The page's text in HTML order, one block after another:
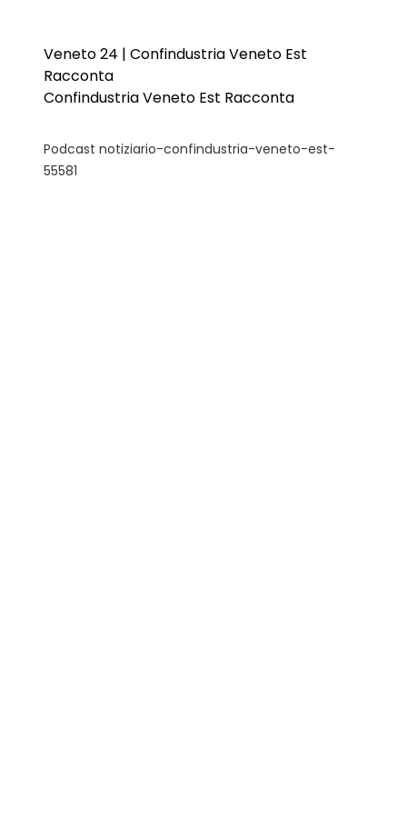
Veneto 24 | Confindustria Veneto Est
Racconta
Confindustria Veneto Est Racconta
Podcast notiziario-confindustria-veneto-est-
55581